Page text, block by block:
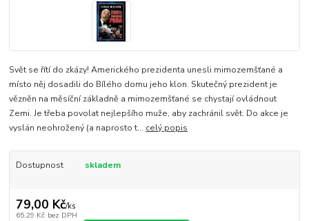
Svět se řítí do zkázy! Amerického prezidenta unesli mimozemšťané a
místo něj dosadili do Bílého domu jeho klon. Skutečný prezident je
vězněn na měsíční základně a mimozemšťané se chystají ovládnout
Zemi. Je třeba povolat nejlepšího muže, aby zachránil svět. Do akce je
vyslán neohrožený (a naprosto t... celý popis
Dostupnost skladem
79,00 Kč/ks
65,29 Kč bez DPH